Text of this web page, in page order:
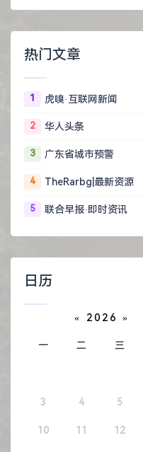
热门文章
1 虎嗅·互联网新闻
2 华人头条
3 广东省城市预警
4 TheRarbg|最新资源
5 联合早报·即时资讯
日历
« 2026 »
一 二 三
3 4 5
10 11 12